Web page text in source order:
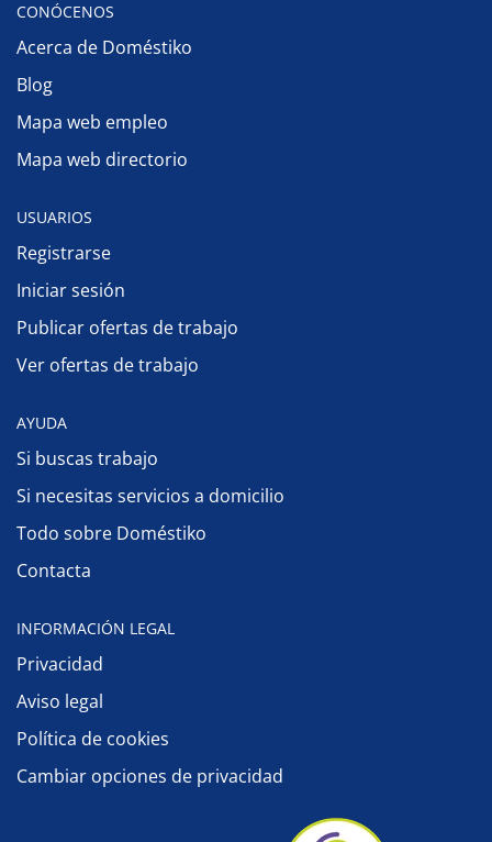
CONÓCENOS
Acerca de Doméstiko
Blog
Mapa web empleo
Mapa web directorio
USUARIOS
Registrarse
Iniciar sesión
Publicar ofertas de trabajo
Ver ofertas de trabajo
AYUDA
Si buscas trabajo
Si necesitas servicios a domicilio
Todo sobre Doméstiko
Contacta
INFORMACIÓN LEGAL
Privacidad
Aviso legal
Política de cookies
Cambiar opciones de privacidad